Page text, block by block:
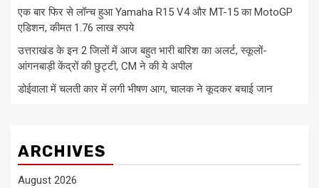
एक बार फिर से लॉन्च हुआ Yamaha R15 V4 और MT-15 का MotoGP
एडिशन, कीमत 1.76 लाख रुपये
उत्तराखंड के इन 2 जिलों में आज बहुत भारी बारिश का अलर्ट, स्कूलों-
आंगनबाड़ी केंद्रों की छुट्टी, CM ने की ये अपील
डोईवाला में चलती कार में लगी भीषण आग, चालक ने कूदकर बचाई जान
ARCHIVES
August 2026